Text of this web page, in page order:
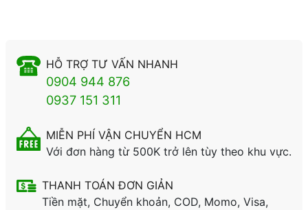
HỖ TRỢ TƯ VẤN NHANH
0904 944 876
0937 151 311
MIỄN PHÍ VẬN CHUYỂN HCM
Với đơn hàng từ 500K trở lên tùy theo khu vực.
THANH TOÁN ĐƠN GIẢN
Tiền mặt, Chuyển khoản, COD, Momo, Visa,